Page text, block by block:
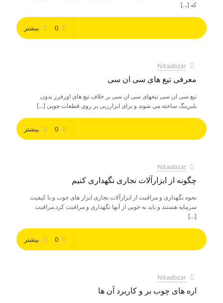
که […]
0 بیشتر
Nitaabzar
معرفی تیغ های سی ان سی
تیغ سی ان سی تیغهای سی ان سی بر خلاف تیغ های اورفرز بدون
بلبرینگ ساخته می شوند و برای ابزارزنی بر روی قطعات چوبی […]
0 بیشتر
Nitaabzar
چگونه از ابزارآلات نجاری نگهداری کنیم
نحوه نگهداری و مراقبت از ابزارآلات نجاری ابزار های خوب و با کیفیت
سرمایه هستند و باید به خوبی از آنها نگهداری و مراقبت کرد.مراقبت
[…]
0 بیشتر
Nitaabzar
اره های چوب بر و کاربرد آن ها